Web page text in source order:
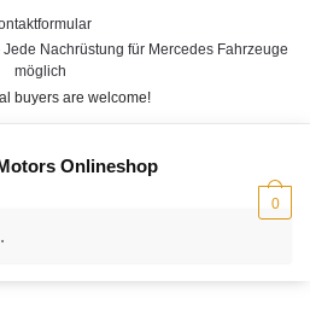
Nachrüstung für Mercedes Fahrzeuge
möglich
buyers are welcome!
Onlineshop
0